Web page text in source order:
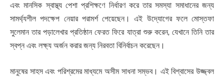
এবং মানসিক স্বাস্থ্য পেশা প্রশিক্ষণে নির্ধারণ করে তার সমস্যা সমাধানের জন্য
সামর্থ্যশীল পদক্ষেপ নেয়ার পরামর্শ পেয়েছেন। এই উদ্যোগের ফলে মোস্তফা
সুলেমান তার পড়ালেখার প্রতিষ্ঠান ফেরত ফিরে যাত্রা শুরু করেন, যেখানে তিনি তার
স্বপ্ন এবং লক্ষ্য অর্জন করার জন্য নিরবতা বিনির্বাচন করেছেন।
মানুষের সাহস এবং পরিশ্রমের মাধ্যমে অসীম সাধনা সম্ভব। এই বিশ্বাসের উজ্জ্বল